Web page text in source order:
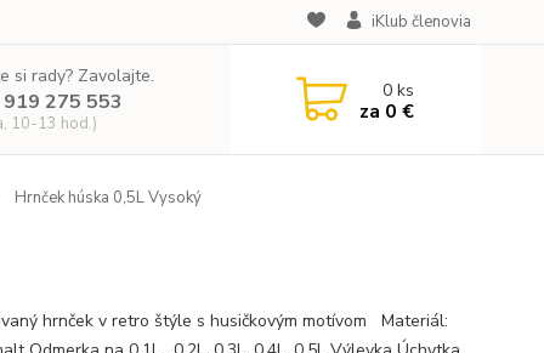
iKlub členovia
si rady? Zavolajte.
275 553
10-13 hod.)
0ks
za 0 €
Hrnček húska 0,5L Vysoký
hrnček v retro štýle s husičkovým motívom Materiál: